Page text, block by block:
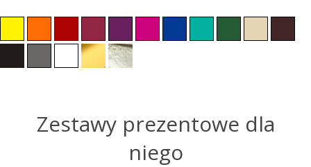
Zestawy prezentowe dla
niego